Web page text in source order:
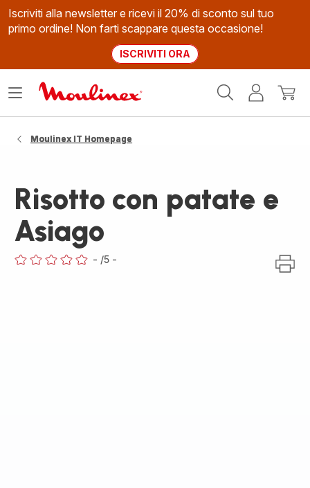
Iscriviti alla newsletter e ricevi il 20% di sconto sul tuo
primo ordine! Non farti scappare questa occasione!
ISCRIVITI ORA
Il
Apri
Moulinex IT Homepage
Risotto con patate e
Asiago
- /5 -